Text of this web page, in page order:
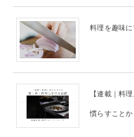
料理を趣味
【連載｜料
慣らすこと